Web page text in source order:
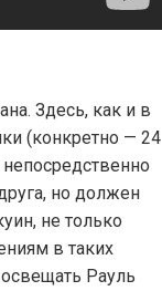
Здесь, как и в
(конкретно — 24
но должен
не только
в таких
Рауль